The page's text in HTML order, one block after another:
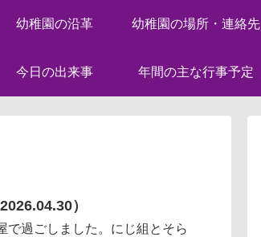
幼稚園の沿革 幼稚園の場所・連絡先
今日の出来事 年間の主な行事予定
）
で過ごしました。にじ組とそら